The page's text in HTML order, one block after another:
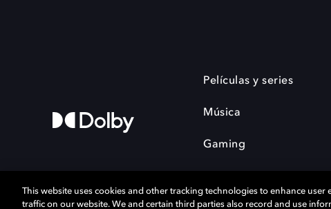
Películas y series
Música
Gaming
This website uses cookies and other tracking technologies to enhance user
traffic on our website. We and certain third parties also record and use